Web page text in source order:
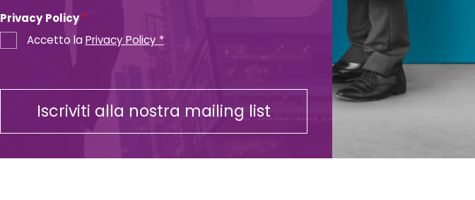
Privacy Policy*
Accetto laPrivacy Policy *
Iscriviti alla nostra mailing list